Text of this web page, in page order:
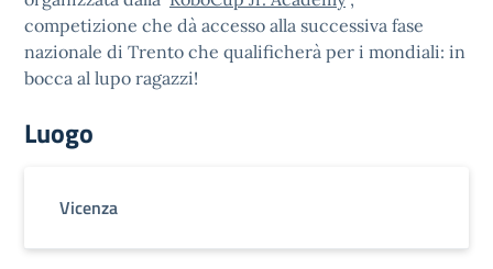
competizione che dà accesso alla successiva fase
nazionale di Trento che qualificherà per i mondiali: in
bocca al lupo ragazzi!
Luogo
Vicenza